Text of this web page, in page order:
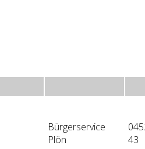
Bürgerservice
Plön
43